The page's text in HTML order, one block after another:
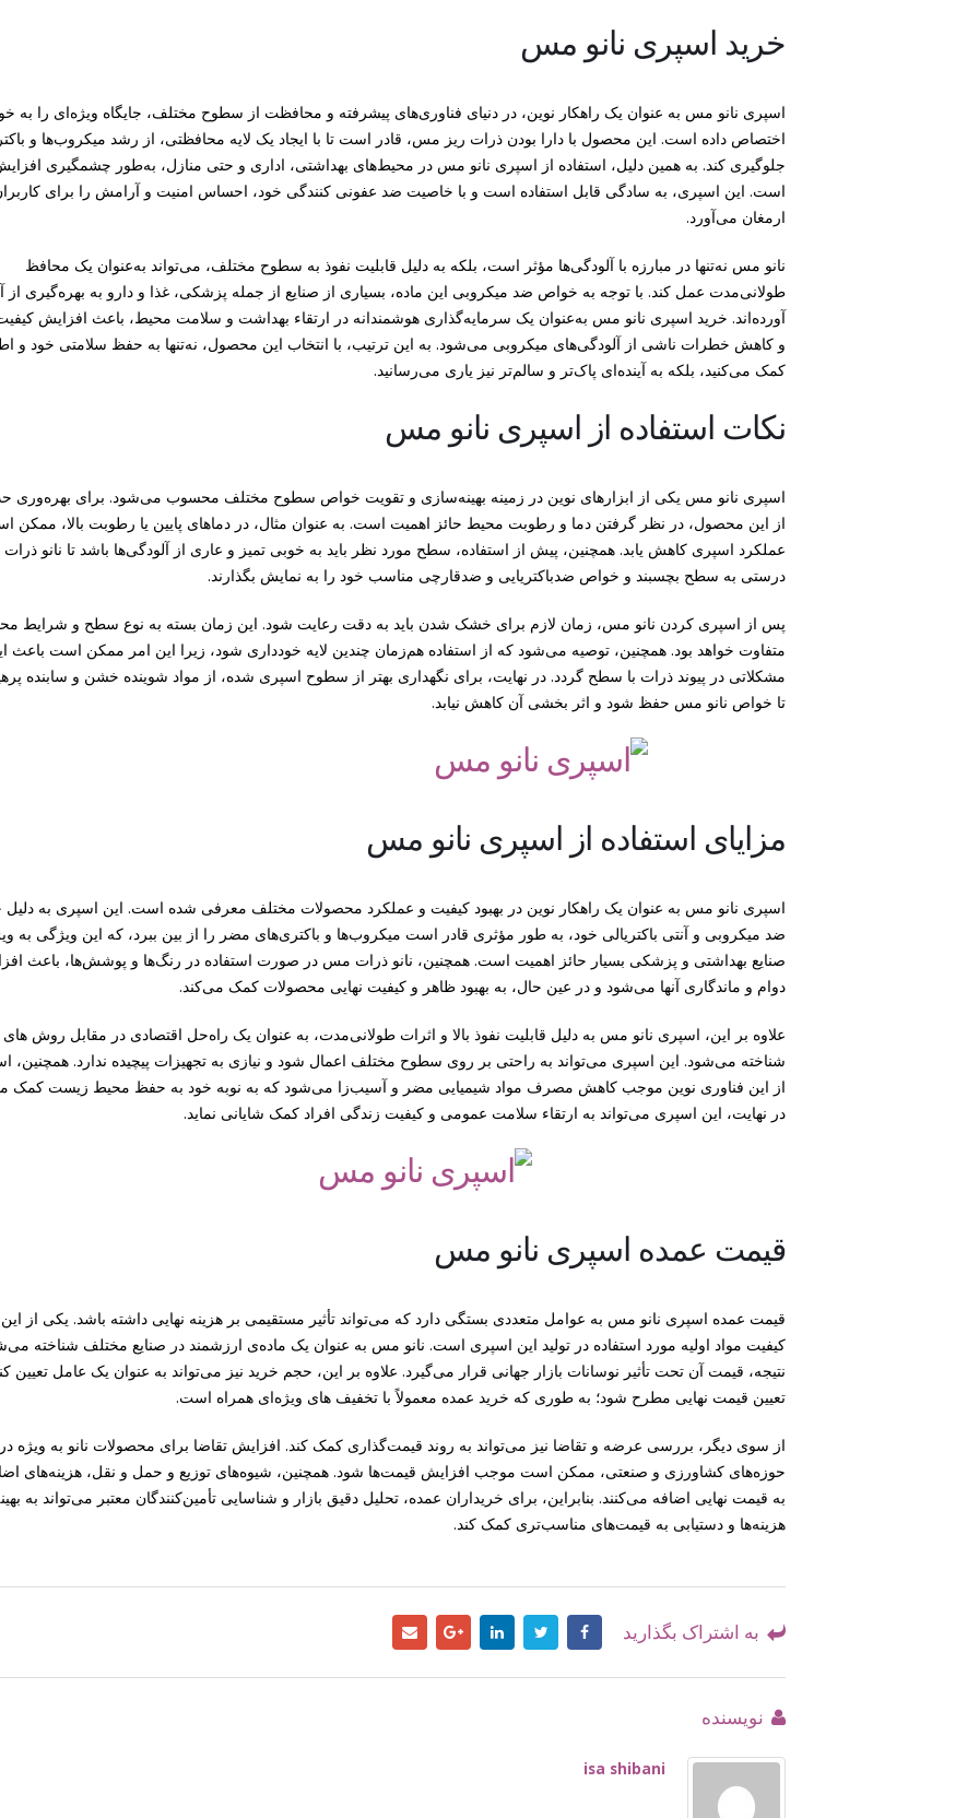
خرید اسپری نانو مس
اسپری نانو مس به عنوان یک راهکار نوین، در دنیای فناوری‌های پیشرفته و محافظت از سطوح مختلف، جایگاه ویژه‌ای را به
اختصاص داده است. این محصول با دارا بودن ذرات ریز مس، قادر است تا با ایجاد یک لایه محافظتی، از رشد میکروب‌ها و
جلوگیری کند. به همین دلیل، استفاده از اسپری نانو مس در محیط‌های بهداشتی، اداری و حتی منازل، به‌طور چشمگیری
است. این اسپری، به سادگی قابل استفاده است و با خاصیت ضد عفونی کنندگی خود، احساس امنیت و آرامش را برای
ارمغان می‌آورد.
نانو مس نه‌تنها در مبارزه با آلودگی‌ها مؤثر است، بلکه به دلیل قابلیت نفوذ به سطوح مختلف، می‌تواند به‌عنوان یک محافظ
طولانی‌مدت عمل کند. با توجه به خواص ضد میکروبی این ماده، بسیاری از صنایع از جمله پزشکی، غذا و دارو به بهره‌گیری از
آورده‌اند. خرید اسپری نانو مس به‌عنوان یک سرمایه‌گذاری هوشمندانه در ارتقاء بهداشت و سلامت محیط، باعث افزایش
و کاهش خطرات ناشی از آلودگی‌های میکروبی می‌شود. به این ترتیب، با انتخاب این محصول، نه‌تنها به حفظ سلامتی خود و
کمک می‌کنید، بلکه به آینده‌ای پاک‌تر و سالم‌تر نیز یاری می‌رسانید.
نکات استفاده از اسپری نانو مس
اسپری نانو مس یکی از ابزارهای نوین در زمینه بهینه‌سازی و تقویت خواص سطوح مختلف محسوب می‌شود. برای بهره‌وری
از این محصول، در نظر گرفتن دما و رطوبت محیط حائز اهمیت است. به عنوان مثال، در دماهای پایین یا رطوبت بالا، ممکن
عملکرد اسپری کاهش یابد. همچنین، پیش از استفاده، سطح مورد نظر باید به خوبی تمیز و عاری از آلودگی‌ها باشد تا نانو ذرات
درستی به سطح بچسبند و خواص ضدباکتریایی و ضدقارچی مناسب خود را به نمایش بگذارند.
پس از اسپری کردن نانو مس، زمان لازم برای خشک شدن باید به دقت رعایت شود. این زمان بسته به نوع سطح و شرایط
متفاوت خواهد بود. همچنین، توصیه می‌شود که از استفاده هم‌زمان چندین لایه خودداری شود، زیرا این امر ممکن است باعث
مشکلاتی در پیوند ذرات با سطح گردد. در نهایت، برای نگهداری بهتر از سطوح اسپری‌ شده، از مواد شوینده خشن و سابنده
تا خواص نانو مس حفظ شود و اثر بخشی آن کاهش نیابد.
مزایای استفاده از اسپری نانو مس
اسپری نانو مس به عنوان یک راهکار نوین در بهبود کیفیت و عملکرد محصولات مختلف معرفی شده است. این اسپری به
ضد میکروبی و آنتی باکتریالی خود، به طور مؤثری قادر است میکروب‌ها و باکتری‌های مضر را از بین ببرد، که این ویژگی به
صنایع بهداشتی و پزشکی بسیار حائز اهمیت است. همچنین، نانو ذرات مس در صورت استفاده در رنگ‌ها و پوشش‌ها، باعث
دوام و ماندگاری آنها می‌شود و در عین حال، به بهبود ظاهر و کیفیت نهایی محصولات کمک می‌کند.
علاوه بر این، اسپری نانو مس به دلیل قابلیت نفوذ بالا و اثرات طولانی‌مدت، به عنوان یک راه‌حل اقتصادی در مقابل روش
شناخته می‌شود. این اسپری می‌تواند به راحتی بر روی سطوح مختلف اعمال شود و نیازی به تجهیزات پیچیده ندارد. همچنین،
از این فناوری نوین موجب کاهش مصرف مواد شیمیایی مضر و آسیب‌زا می‌شود که به نوبه خود به حفظ محیط زیست کمک
در نهایت، این اسپری می‌تواند به ارتقاء سلامت عمومی و کیفیت زندگی افراد کمک شایانی نماید.
قیمت عمده اسپری نانو مس
قیمت عمده اسپری نانو مس به عوامل متعددی بستگی دارد که می‌تواند تأثیر مستقیمی بر هزینه نهایی داشته باشد. یکی از
کیفیت مواد اولیه مورد استفاده در تولید این اسپری است. نانو مس به عنوان یک ماده‌ی ارزشمند در صنایع مختلف شناخته
نتیجه، قیمت آن تحت تأثیر نوسانات بازار جهانی قرار می‌گیرد. علاوه بر این، حجم خرید نیز می‌تواند به عنوان یک عامل تعیین
تعیین قیمت نهایی مطرح شود؛ به طوری که خرید عمده معمولاً با تخفیف‌ های ویژه‌ای همراه است.
از سوی دیگر، بررسی عرضه و تقاضا نیز می‌تواند به روند قیمت‌گذاری کمک کند. افزایش تقاضا برای محصولات نانو به ویژه در
حوزه‌های کشاورزی و صنعتی، ممکن است موجب افزایش قیمت‌ها شود. همچنین، شیوه‌های توزیع و حمل و نقل، هزینه‌های
به قیمت نهایی اضافه می‌کنند. بنابراین، برای خریداران عمده، تحلیل دقیق بازار و شناسایی تأمین‌کنندگان معتبر می‌تواند به
هزینه‌ها و دستیابی به قیمت‌های مناسب‌تری کمک کند.
به اشتراک بگذارید
نویسنده
isa shibani